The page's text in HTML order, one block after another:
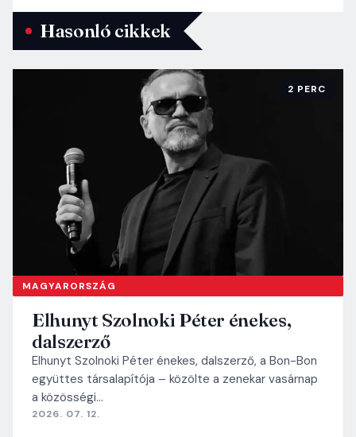
Hasonló cikkek
MAGYARORSZÁG
2 PERC
Elhunyt Szolnoki Péter énekes,
dalszerző
Elhunyt Szolnoki Péter énekes, dalszerző, a Bon-Bon
együttes társalapítója – közölte a zenekar vasárnap
a közösségi…
2026. 07. 12.